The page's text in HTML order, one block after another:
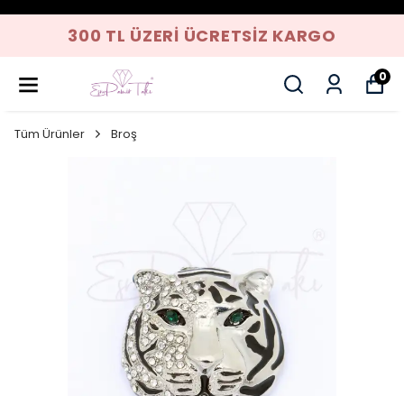
300 TL ÜZERI ÜCRETSIZ KARGO
0
Tüm Ürünler Broş